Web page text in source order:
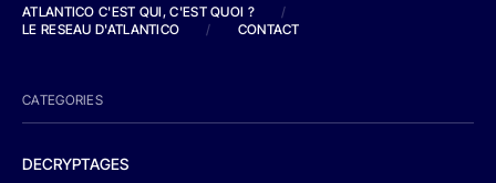
ATLANTICO C'EST QUI, C'EST QUOI ?
/
LE RESEAU D'ATLANTICO
/ CONTACT
CATEGORIES
DECRYPTAGES